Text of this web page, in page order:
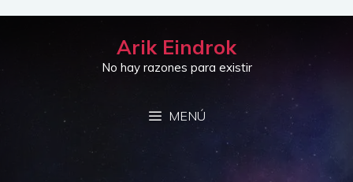
Saltar
Arik Eindrok
No hay razones para existir
MENÚ